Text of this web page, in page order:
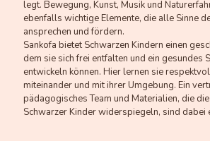
legt. Bewegung, Kunst, Musik und
ebenfalls wichtige Elemente, die alle Sinne
ansprechen und fördern.
Sankofa bietet Schwarzen Kindern einen
dem sie sich frei entfalten und ein gesundes
entwickeln können. Hier lernen sie
miteinander und mit ihrer Umgebung. Ein
pädagogisches Team und Materialien, die
Schwarzer Kinder widerspiegeln, sind dabei